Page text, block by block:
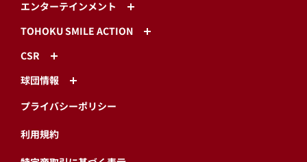
エンターテインメント
TOHOKU SMILE ACTION
CSR
球団情報
プライバシーポリシー
利用規約